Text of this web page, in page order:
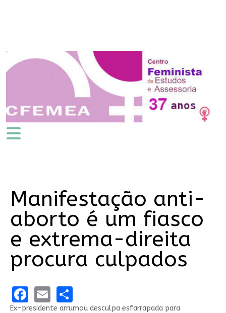
Manifestação anti-
aborto é um fiasco
e extrema-direita
procura culpados
Facebook
EmailShare
Ex-presidente arrumou desculpa esfarrapada para